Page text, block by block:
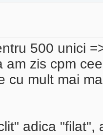
500 unici
am zis cpm
cu mult mai
adica "filat",